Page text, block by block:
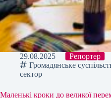
29.08.2025
Репортер
Громадянське
сектор
Маленькі кроки до великої